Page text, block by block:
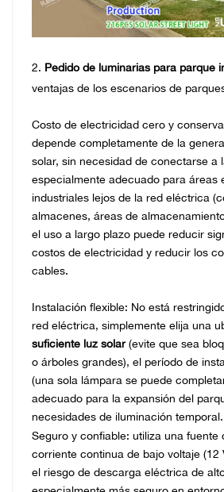
2. Pedido de luminarias para parque
ventajas de los escenarios de
Costo de electricidad cero y
depende completamente de la
solar, sin necesidad de conectarse a
especialmente adecuado para áreas
industriales lejos de la red eléctrica
almacenes, áreas de
el uso a largo plazo puede reducir
costos de electricidad y reducir los
cables.
Instalación flexible: No está
red eléctrica, simplemente elija una
suficiente luz solar(evite que sea
o árboles grandes), el período de
(una sola lámpara se puede
adecuado para la expansión del
necesidades de iluminación temporal.
Seguro y confiable: utiliza una fuente
corriente continua de bajo voltaje (12
el riesgo de descarga eléctrica de